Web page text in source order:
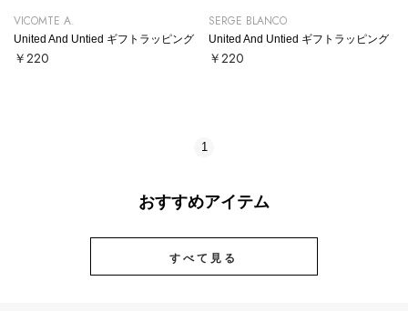
VICOMTE A.
United And Untied ギフトラッピング
￥220
SERGE BLANCO
United And Untied ギフトラッピング
￥220
1
おすすめアイテム
すべて見る